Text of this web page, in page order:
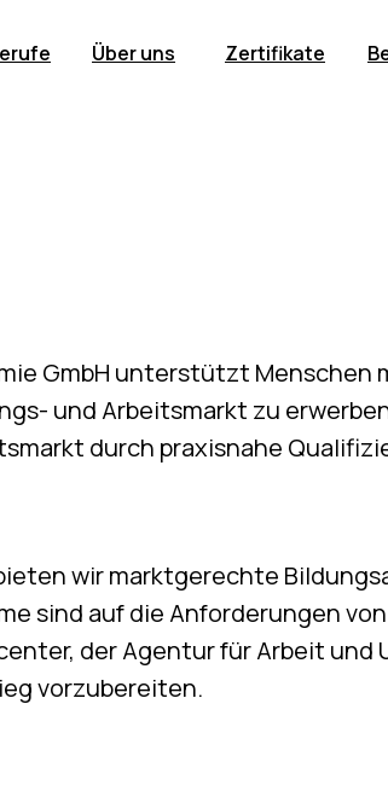
GmbH unterstützt
und Arbeitsmarkt zu
durch praxisnahe
wir marktgerechte
sind auf die Anforderungen
der Agentur für Arbeit und
vorzubereiten.
Über uns Zertifikate